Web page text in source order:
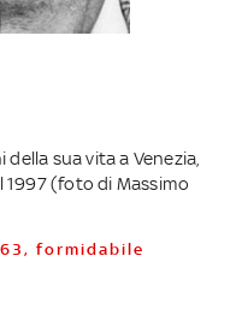
sua vita a Venezia,
1997 (foto di Massimo